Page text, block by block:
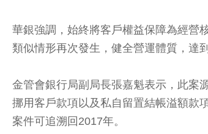
華銀強調，始終將客戶權益保障為經營
類似情形再次發生，健全營運體質，達
金管會銀行局副局長張嘉魁表示，此案
挪用客戶款項以及私自留置結帳溢額款
案件可追溯回2017年。